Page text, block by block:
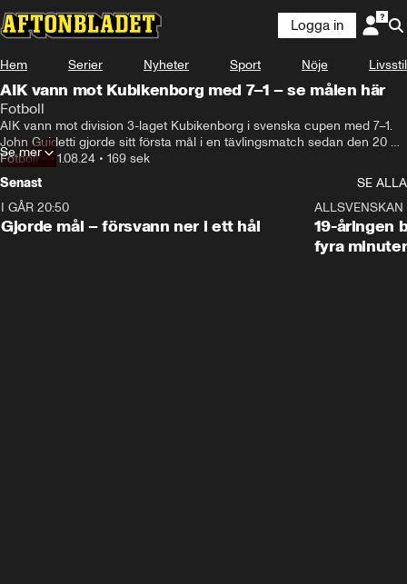
Logga in
Hem Serier Nyheter Sport Nöje Livsstil
AIK vann mot Kubikenborg med 7–1 – se målen här
Fotboll
AIK vann mot division 3-laget Kubikenborg i svenska cupen med 7–1.
John Guidetti gjorde sitt första mål i en tävlingsmatch sedan den 20
maj förra året.
Fotboll•21.08.24 • 169 sek
Se mer
Senast
SE ALLA
I GÅR 20:50
Gjorde mål – försvann ner i ett hål
ALLSVENSKAN
19-åringen
fyra minuter